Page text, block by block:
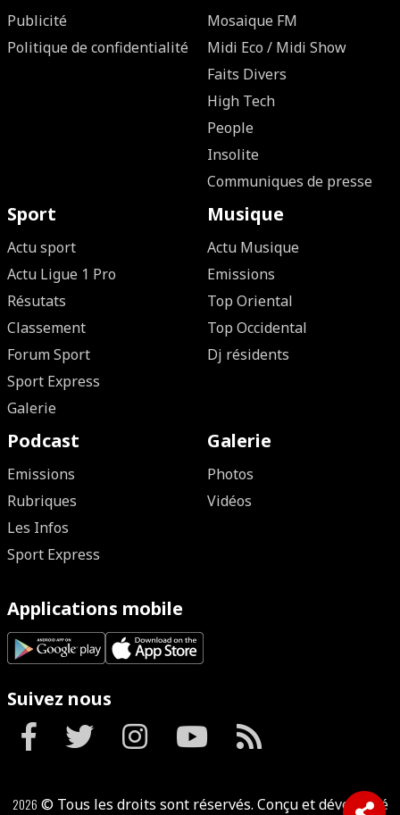
Publicité
Politique de confidentialité
Mosaique FM
Midi Eco / Midi Show
Faits Divers
High Tech
People
Insolite
Communiques de presse
Sport
Actu sport
Actu Ligue 1 Pro
Résutats
Classement
Forum Sport
Sport Express
Galerie
Musique
Actu Musique
Emissions
Top Oriental
Top Occidental
Dj résidents
Podcast
Emissions
Rubriques
Les Infos
Sport Express
Galerie
Photos
Vidéos
Applications mobile
Suivez nous
2026 © Tous les droits sont réservés. Conçu et développé